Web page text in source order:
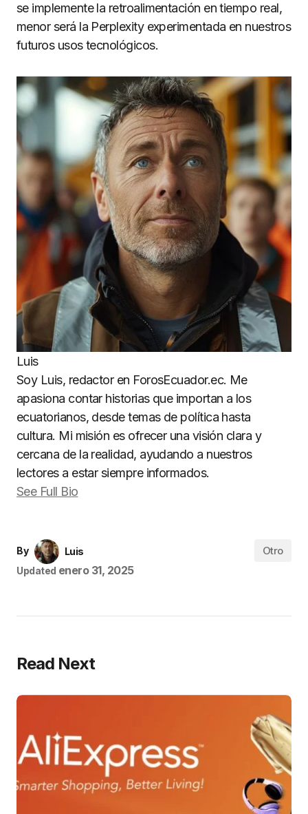
se implemente la retroalimentación en tiempo real,
menor será la Perplexity experimentada en nuestros
futuros usos tecnológicos.
Luis
Soy Luis, redactor en ForosEcuador.ec. Me
apasiona contar historias que importan a los
ecuatorianos, desde temas de política hasta
cultura. Mi misión es ofrecer una visión clara y
cercana de la realidad, ayudando a nuestros
lectores a estar siempre informados.
See Full Bio
By
Luis
Updated enero 31, 2025
Otro
Read Next